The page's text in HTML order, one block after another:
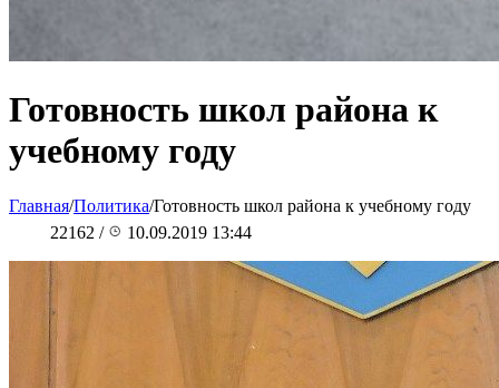
Готовность школ района к
учебному году
Главная/Политика/Готовность школ района к учебному году
22162 / 10.09.2019 13:44